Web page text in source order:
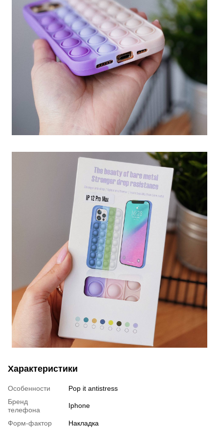
Характеристики
Особенности
Pop it antistress
Бренд
телефона
Iphone
Форм-фактор
Накладка